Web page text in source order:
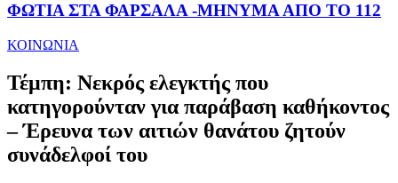
ΦΩΤΙΑ ΣΤΑ ΦΑΡΣΑΛΑ -ΜΗΝΥΜΑ ΑΠΟ ΤΟ 112
ΚΟΙΝΩΝΙΑ
Τέμπη: Νεκρός ελεγκτής που
κατηγορούνταν για παράβαση καθήκοντος
– Έρευνα των αιτιών θανάτου ζητούν
συνάδελφοί του